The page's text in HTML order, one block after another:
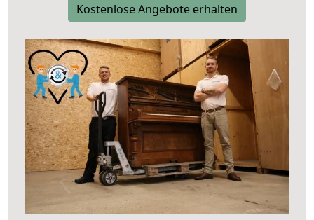
Kostenlose Angebote erhalten